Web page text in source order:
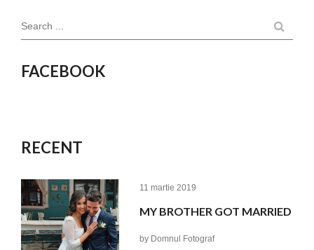
Search ...
FACEBOOK
RECENT
11 martie 2019
MY BROTHER GOT MARRIED
by Domnul Fotograf